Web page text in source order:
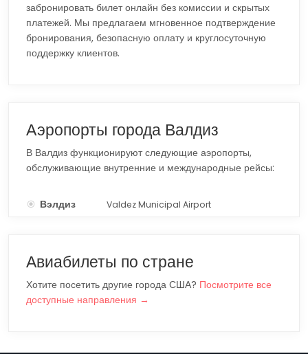
забронировать билет онлайн без комиссии и скрытых
платежей. Мы предлагаем мгновенное подтверждение
бронирования, безопасную оплату и круглосуточную
поддержку клиентов.
Аэропорты города Валдиз
В Валдиз функционируют следующие аэропорты,
обслуживающие внутренние и международные рейсы:
Вэлдиз Valdez Municipal Airport
Авиабилеты по стране
Хотите посетить другие города США? Посмотрите все
доступные направления →